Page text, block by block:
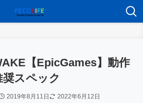
【EpicGames】動作
スペック
2019年8月11日 2022年6月12日